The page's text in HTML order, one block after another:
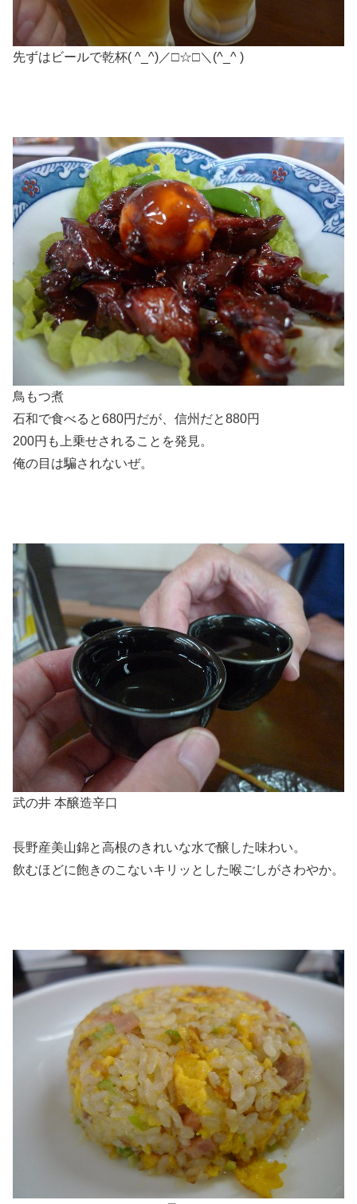
先ずはビールで乾杯( ^_^)／□☆□＼(^_^ )
鳥もつ煮
石和で食べると680円だが、信州だと880円
200円も上乗せされることを発見。
俺の目は騙されないぜ。
武の井 本醸造辛口
長野産美山錦と高根のきれいな水で醸した味わい。
飲むほどに飽きのこないキリッとした喉ごしがさわやか。